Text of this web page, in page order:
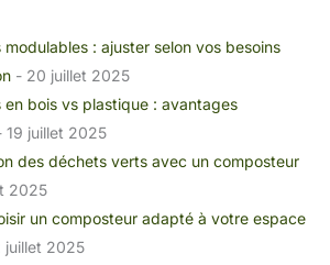
modulables : ajuster selon vos besoins
- 20 juillet 2025
en bois vs plastique : avantages
19 juillet 2025
des déchets verts avec un composteur
2025
un composteur adapté à votre espace
juillet 2025